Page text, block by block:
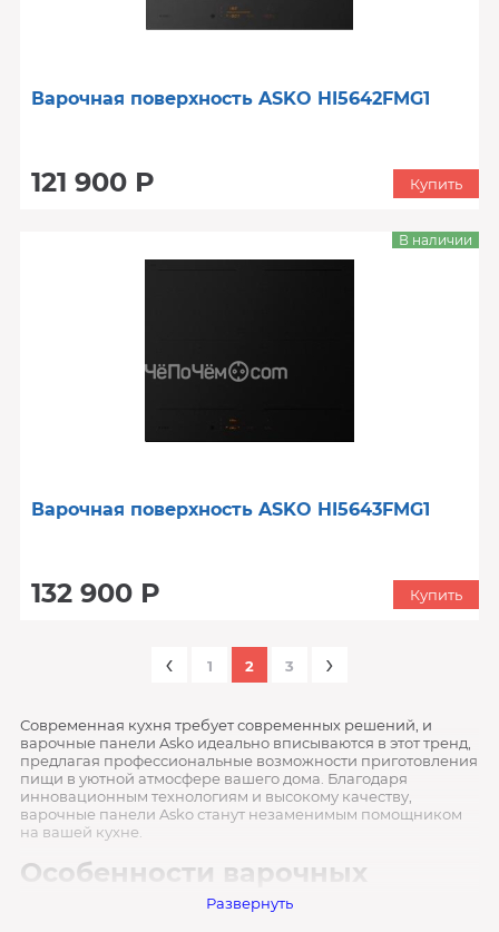
Варочная поверхность ASKO HI5642FMG1
121 900 Р Купить
Варочная поверхность ASKO HI5643FMG1
132 900 Р
В наличии
Купить
‹ 1 2 3 ›
Современная кухня требует современных решений, и
варочные панели Asko идеально вписываются в этот тренд,
предлагая профессиональные возможности приготовления
пищи в уютной атмосфере вашего дома. Благодаря
инновационным технологиям и высокому качеству,
варочные панели Asko станут незаменимым помощником
на вашей кухне.
Особенности варочных
панелей AskoРазвернуть